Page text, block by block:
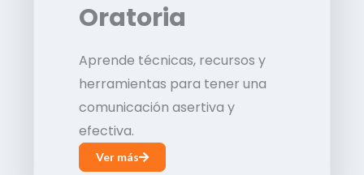
Oratoria
Aprende técnicas, recursos y
herramientas para tener una
comunicación asertiva y
efectiva.
Ver más